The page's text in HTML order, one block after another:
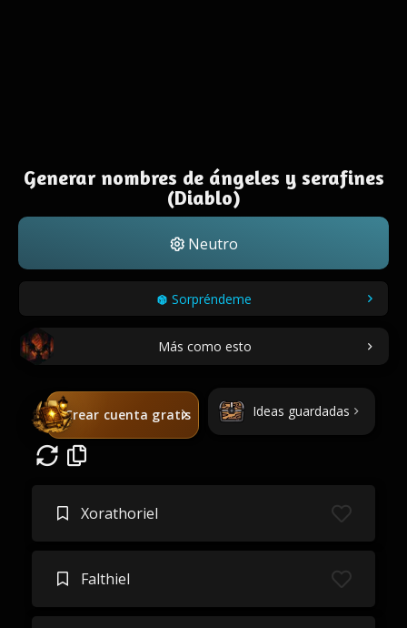
Generar nombres de ángeles y serafines
(Diablo)
Neutro
Sorpréndeme
Más como esto
Crear cuenta gratis Ideas guardadas
Xorathoriel
Falthiel